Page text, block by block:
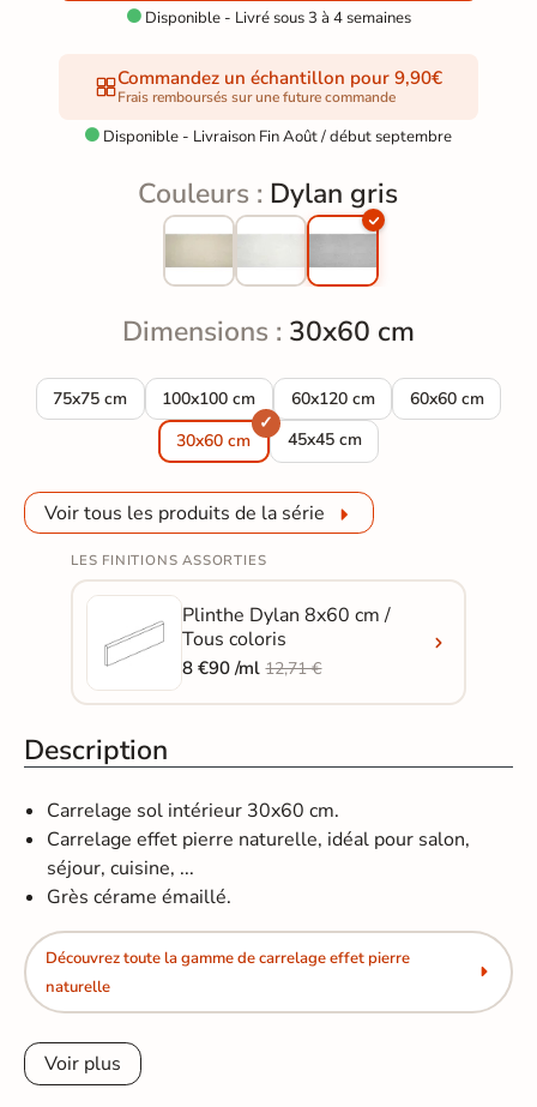
Disponible - Livré sous 3 à 4 semaines
Commandez un échantillon pour 9,90€
Frais remboursés sur une future commande
 Disponible - Livraison Fin Août / début septembre
Couleurs : Dylan gris
Dimensions : 30x60 cm
75x75 cm
Carrelage sol effet pierre Dylan gris 75x75 cm
100x100 cm
Carrelage sol effet pierre Dylan gris 100x100 cm
60x120 cm
Carrelage sol effet pierre
60x60 cm
Carrelage sol
30x60 cm
45x45 cm
Carrelage sol effet pierre Dylan
Voir tous les produits de la série
LES FINITIONS ASSORTIES
Plinthe Dylan 8x60 cm /
Tous coloris
8 €90 /ml12,71 €
Description
Carrelage sol intérieur 30x60 cm.
Carrelage effet pierre naturelle, idéal pour salon,
séjour, cuisine, ...
Grès cérame émaillé.
Découvrez toute la gamme de carrelage effet pierre
naturelle
Voir plus